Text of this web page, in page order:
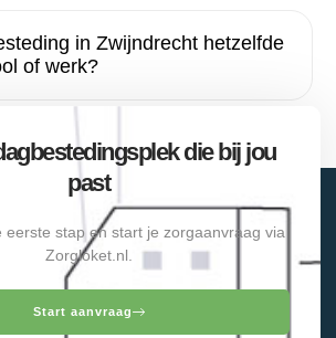
in Zwijndrecht hetzelfde
of werk?
die bij jou
past
eerste stap en start je zorgaanvraag via
Zorgloket.nl.
Start aanvraag